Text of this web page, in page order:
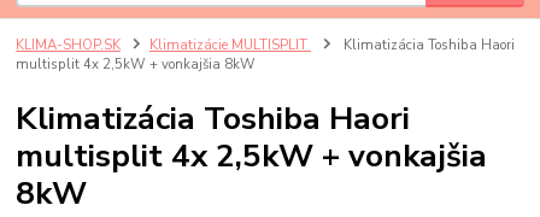
KLIMA-SHOP.SK Klimatizácie MULTISPLIT
Klimatizácia Toshiba Haori
multisplit 4x 2,5kW + vonkajšia 8kW
Klimatizácia Toshiba Haori
multisplit 4x 2,5kW + vonkajšia
8kW